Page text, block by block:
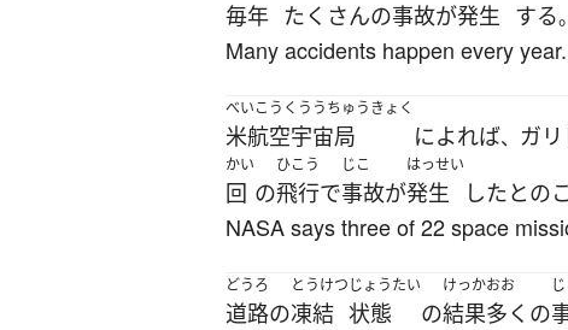
毎年 たくさんの事故が発生 する。
Many accidents happen every year.
べいこうくううちゅうきょく
米航空宇宙局 によれば、 ガ
かい
回 の
ひこう
飛行で
じこ
事故が
はっせい
発生 したとの
NASA says three of 22 space
どうろ
道路の
とうけつ
凍結
じょうたい
状態 の
けっか
結果
おお
多く の